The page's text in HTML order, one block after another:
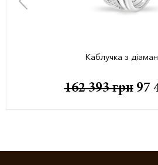
Каблучка з
162 393грн 97